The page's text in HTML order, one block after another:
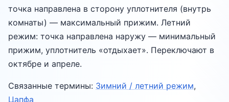
точка направлена в сторону уплотнителя (внутрь
комнаты) — максимальный прижим. Летний
режим: точка направлена наружу — минимальный
прижим, уплотнитель «отдыхает». Переключают в
октябре и апреле.
Связанные термины: Зимний / летний режим,
Цапфа